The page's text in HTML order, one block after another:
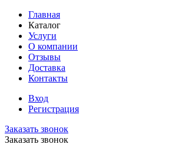
Главная
Каталог
Услуги
О компании
Отзывы
Доставка
Контакты
Вход
Регистрация
Заказать звонок
Заказать звонок